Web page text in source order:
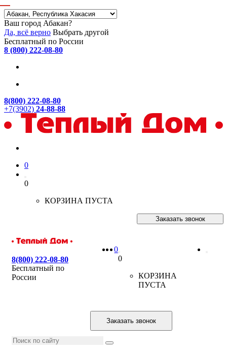
Ваш город Абакан?
Да, всё верно Выбрать другой
Бесплатный по России
8 (800) 222-08-80
8(800) 222-08-80
+7(3902) 24-88-88
0
0
КОРЗИНА ПУСТА
Заказать звонок
8(800) 222-08-80
Бесплатный по
России
0
0
КОРЗИНА
ПУСТА
Заказать звонок